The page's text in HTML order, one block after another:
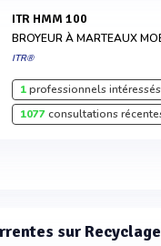
ITR HMM 100
BROYEUR À MARTEAUX
ITR®
1professionnels intéressés
1077consultations
sur